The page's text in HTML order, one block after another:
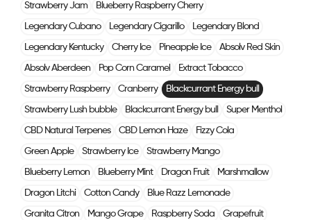
Strawberry Jam Blueberry Raspberry Cherry
Legendary Cubano Legendary Cigarillo Legendary Blond
Legendary Kentucky Cherry Ice Pineapple Ice Absolv Red Skin
Absolv Aberdeen Pop Corn Caramel Extract Tobacco
Strawberry Raspberry Cranberry Blackcurrant Energy bull
Strawberry Lush bubble Blackcurrant Energy bull Super Menthol
CBD Natural Terpenes CBD Lemon Haze Fizzy Cola
Green Apple Strawberry Ice Strawberry Mango
Blueberry Lemon Blueberry Mint Dragon Fruit Marshmallow
Dragon Litchi Cotton Candy Blue Razz Lemonade
Granita Citron Mango Grape Raspberry Soda Grapefruit